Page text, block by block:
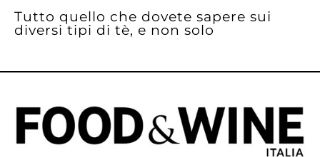
Tutto quello che dovete sapere sui
diversi tipi di tè, e non solo